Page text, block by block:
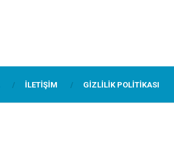
İLETIŞIM GIZLILIK POLITIKASI